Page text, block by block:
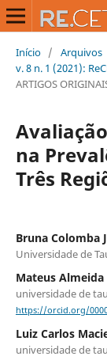
Início / Arquivos
v. 8 n. 1 (2021):
ARTIGOS
na
Três
Bruna Colomba
Universidade de
Mateus
universidade de
https://orcid.org/
Luiz Carlos
universidade de